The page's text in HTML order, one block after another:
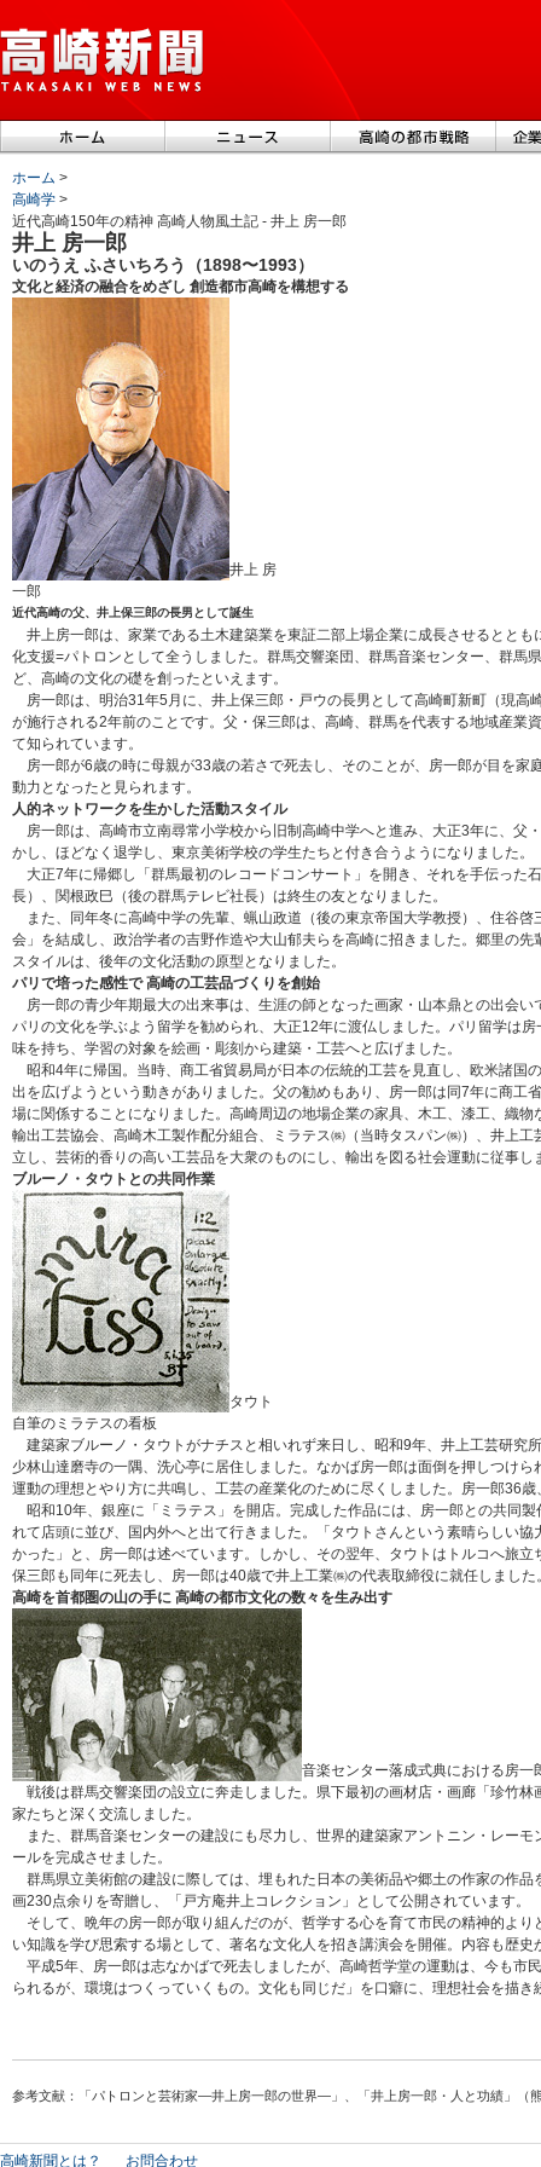
ホーム >
高崎学 >
近代高崎150年の精神 高崎人物風土記 - 井上 房一郎
井上 房一郎
いのうえ ふさいちろう（1898〜1993）
文化と経済の融合をめざし 創造都市高崎を構想する
井上 房
一郎
近代高崎の父、井上保三郎の長男として誕生
井上房一郎は、家業である土木建築業を東証二部上場企業に成長させるととも
化支援=パトロンとして全うしました。群馬交響楽団、群馬音楽センター、群馬
ど、高崎の文化の礎を創ったといえます。
房一郎は、明治31年5月に、井上保三郎・戸ウの長男として高崎町新町（現高
が施行される2年前のことです。父・保三郎は、高崎、群馬を代表する地域産業
て知られています。
房一郎が6歳の時に母親が33歳の若さで死去し、そのことが、房一郎が目を家
動力となったと見られます。
人的ネットワークを生かした活動スタイル
房一郎は、高崎市立南尋常小学校から旧制高崎中学へと進み、大正3年に、父
かし、ほどなく退学し、東京美術学校の学生たちと付き合うようになりました。
大正7年に帰郷し「群馬最初のレコードコンサート」を開き、それを手伝った
長）、関根政巳（後の群馬テレビ社長）は終生の友となりました。
また、同年冬に高崎中学の先輩、蝋山政道（後の東京帝国大学教授）、住谷啓
会」を結成し、政治学者の吉野作造や大山郁夫らを高崎に招きました。郷里の
スタイルは、後年の文化活動の原型となりました。
パリで培った感性で 高崎の工芸品づくりを創始
房一郎の青少年期最大の出来事は、生涯の師となった画家・山本鼎との出会い
パリの文化を学ぶよう留学を勧められ、大正12年に渡仏しました。パリ留学は
味を持ち、学習の対象を絵画・彫刻から建築・工芸へと広げました。
昭和4年に帰国。当時、商工省貿易局が日本の伝統的工芸を見直し、欧米諸国
出を広げようという動きがありました。父の勧めもあり、房一郎は同7年に商工
場に関係することになりました。高崎周辺の地場企業の家具、木工、漆工、織
輸出工芸協会、高崎木工製作配分組合、ミラテス㈱（当時タスパン㈱）、井上
立し、芸術的香りの高い工芸品を大衆のものにし、輸出を図る社会運動に従事し
ブルーノ・タウトとの共同作業
タウト
自筆のミラテスの看板
建築家ブルーノ・タウトがナチスと相いれず来日し、昭和9年、井上工芸研究
少林山達磨寺の一隅、洗心亭に居住しました。なかば房一郎は面倒を押しつけ
運動の理想とやり方に共鳴し、工芸の産業化のために尽くしました。房一郎36
昭和10年、銀座に「ミラテス」を開店。完成した作品には、房一郎との共同
れて店頭に並び、国内外へと出て行きました。「タウトさんという素晴らしい
かった」と、房一郎は述べています。しかし、その翌年、タウトはトルコへ旅
保三郎も同年に死去し、房一郎は40歳で井上工業㈱の代表取締役に就任しました
高崎を首都圏の山の手に 高崎の都市文化の数々を生み出す
音楽センター落成式典における房一
戦後は群馬交響楽団の設立に奔走しました。県下最初の画材店・画廊「珍竹林
家たちと深く交流しました。
また、群馬音楽センターの建設にも尽力し、世界的建築家アントニン・レーモ
ールを完成させました。
群馬県立美術館の建設に際しては、埋もれた日本の美術品や郷土の作家の作品
画230点余りを寄贈し、「戸方庵井上コレクション」として公開されています。
そして、晩年の房一郎が取り組んだのが、哲学する心を育て市民の精神的より
い知識を学び思索する場として、著名な文化人を招き講演会を開催。内容も歴
平成5年、房一郎は志なかばで死去しましたが、高崎哲学堂の運動は、今も市
られるが、環境はつくっていくもの。文化も同じだ」を口癖に、理想社会を描き
参考文献：「パトロンと芸術家―井上房一郎の世界―」、「井上房一郎・人と功績」（
高崎新聞とは？ お問合わせ